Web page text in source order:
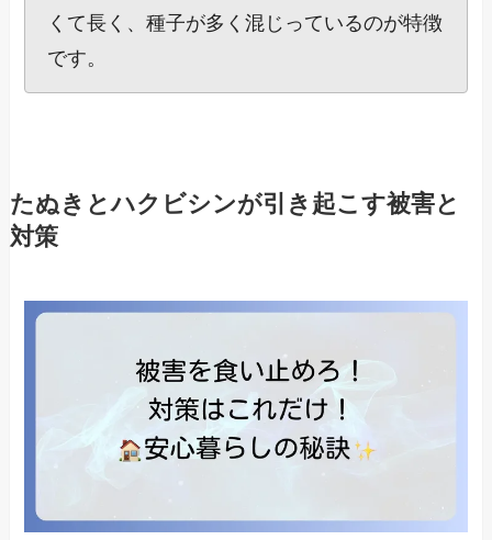
くて長く、種子が多く混じっているのが特徴
です。
たぬきとハクビシンが引き起こす被害と
対策